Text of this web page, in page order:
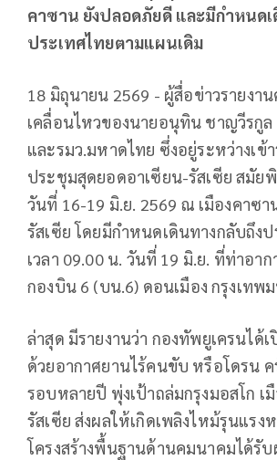
คาซาน ยังปลอดภัยดี และมีกำหนด
ประเทศไทยตามแผนเดิม
18 มิถุนายน 2569 - ผู้สื่อข่าวรายงา
เคลื่อนไหวของนายอนุทิน ชาญวีรกูล
และรมว.มหาดไทย ซึ่งอยู่ระหว่างเข้
ประชุมสุดยอดอาเซียน-รัสเซีย สมัย
วันที่ 16-19 มิ.ย. 2569 ณ เมืองคาซ
รัสเซีย โดยมีกำหนดเดินทางกลับถึงป
เวลา 09.00 น. วันที่ 19 มิ.ย. ที่ท่าอา
กองบิน 6 (บน.6) ดอนเมือง กรุงเทพ
ล่าสุด มีรายงานว่า กองทัพยูเครนได้
ด้วยอากาศยานไร้คนขับ หรือโดรน
รอบหลายปี พุ่งเป้าถล่มกรุงมอสโก เ
รัสเซีย ส่งผลให้เกิดเพลิงไหม้รุนแรง
โครงสร้างพื้นฐานด้านคมนาคมได้รั